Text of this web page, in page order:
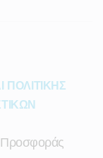
ΠΟΛΙΤΙΚΗΣ